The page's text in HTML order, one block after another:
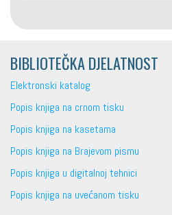
BIBLIOTEČKA DJELATNOST
Elektronski katalog
Popis knjiga na crnom tisku
Popis knjiga na kasetama
Popis knjiga na Brajevom pismu
Popis knjiga u digitalnoj tehnici
Popis knjiga na uvećanom tisku